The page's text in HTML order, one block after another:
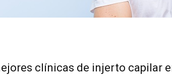
clínicas de injerto capilar